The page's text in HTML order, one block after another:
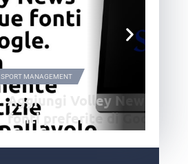
SPORT MANAGEMENT
Aggiungi Volley News alle
fonti preferite di Google:
come fare
funzione che permette di indicare quali siti si